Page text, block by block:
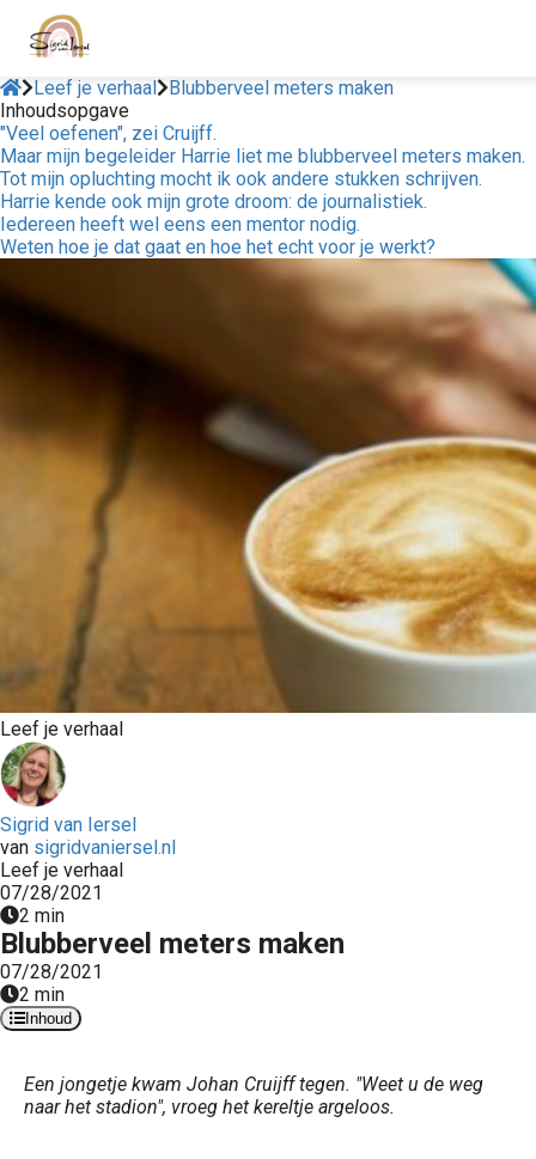
Leef je verhaal Blubberveel meters maken
Inhoudsopgave
"Veel oefenen", zei Cruijff.
Maar mijn begeleider Harrie liet me blubberveel meters maken.
Tot mijn opluchting mocht ik ook andere stukken schrijven.
Harrie kende ook mijn grote droom: de journalistiek.
Iedereen heeft wel eens een mentor nodig.
Weten hoe je dat gaat en hoe het echt voor je werkt?
Leef je verhaal
Sigrid van Iersel
van sigridvaniersel.nl
Leef je verhaal
07/28/2021
2 min
Blubberveel meters maken
07/28/2021
2 min
Inhoud
Een jongetje kwam Johan Cruijff tegen. "Weet u de weg
naar het stadion", vroeg het kereltje argeloos.